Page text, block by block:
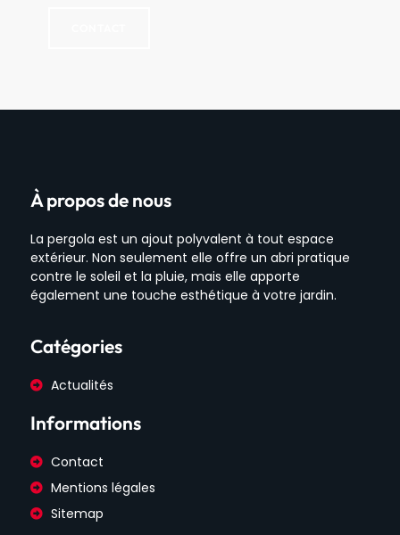
À propos de nous
La pergola est un ajout polyvalent à tout espace
extérieur. Non seulement elle offre un abri pratique
contre le soleil et la pluie, mais elle apporte
également une touche esthétique à votre jardin.
Catégories
Actualités
Informations
Contact
Mentions légales
Sitemap